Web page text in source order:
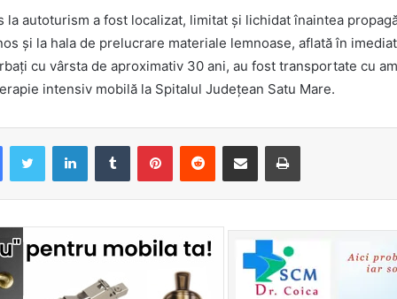
la autoturism a fost localizat, limitat și lichidat înaintea
și la hala de prelucrare materiale lemnoase, aflată în
cu vârsta de aproximativ 30 ani, au fost transportate cu
intensiv mobilă la Spitalul Județean Satu Mare.
FacebookTwitter LinkedInTumblr PinterestReddit Share via Email Print